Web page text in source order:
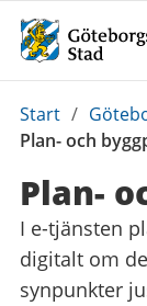
Du
är
Start /
Plan- och
Plan-
I e-tjänsten
digitalt om
synpunkter